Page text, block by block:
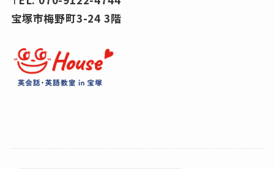
宝塚市梅野町3-24 3階